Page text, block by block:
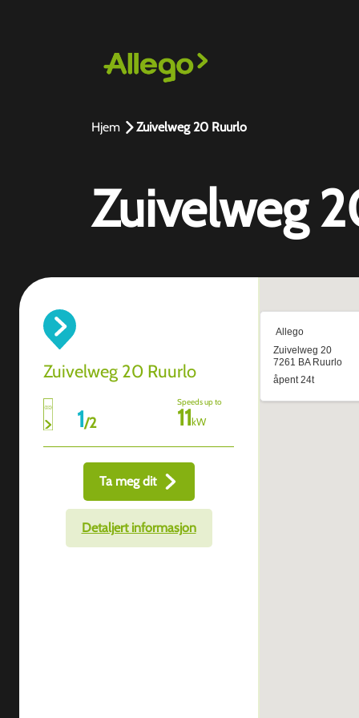
Hjem Zuivelweg 20 Ruurlo
Zuivelweg
Zuivelweg 20 Ruurlo
1/2
Speeds up to
11kW
Ta meg dit
Detaljert informasjon